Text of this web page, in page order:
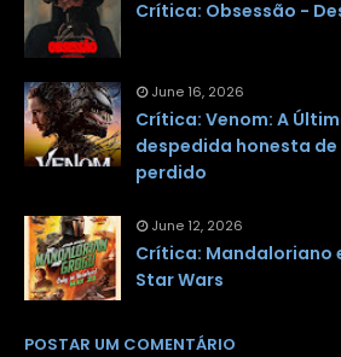
Crítica: Obsessão -
June 16, 2026
Crítica: Venom: A
despedida honesta
perdido
June 12, 2026
Crítica: Mandaloriano
Star Wars
POSTAR UM COMENTÁRIO